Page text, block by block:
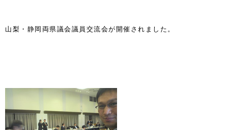
山梨・静岡両県議会議員交流会が開催されました。